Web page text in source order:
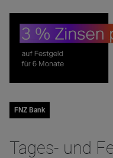
FNZ Bank
Tages- und